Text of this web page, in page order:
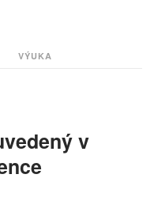
VÝUKA
v